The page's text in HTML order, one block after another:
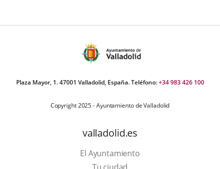
Plaza Mayor, 1. 47001 Valladolid, España. Teléfono:+34 983 426 100
Copyright 2025 - Ayuntamiento de Valladolid
valladolid.es
El Ayuntamiento